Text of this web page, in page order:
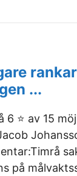
...
6 ⭐ av 15
på